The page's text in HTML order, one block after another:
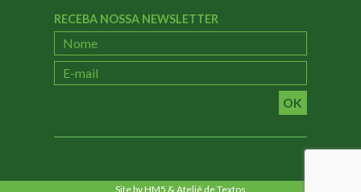
RECEBA NOSSA NEWSLETTER
OK
Site byHM5 & Ateliê de Textos